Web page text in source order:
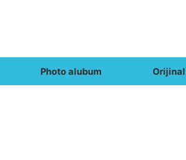
Photo alubum